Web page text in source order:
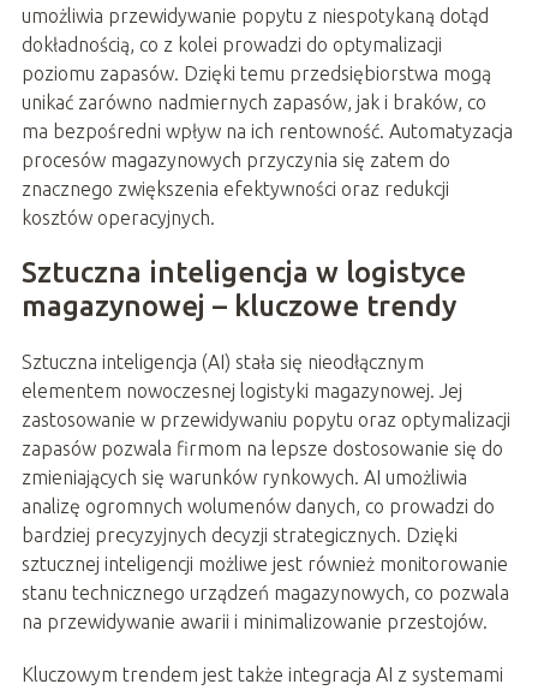
umożliwia przewidywanie popytu z niespotykaną dotąd
dokładnością, co z kolei prowadzi do optymalizacji
poziomu zapasów. Dzięki temu przedsiębiorstwa mogą
unikać zarówno nadmiernych zapasów, jak i braków, co
ma bezpośredni wpływ na ich rentowność. Automatyzacja
procesów magazynowych przyczynia się zatem do
znacznego zwiększenia efektywności oraz redukcji
kosztów operacyjnych.
Sztuczna inteligencja w logistyce
magazynowej – kluczowe trendy
Sztuczna inteligencja (AI) stała się nieodłącznym
elementem nowoczesnej logistyki magazynowej. Jej
zastosowanie w przewidywaniu popytu oraz optymalizacji
zapasów pozwala firmom na lepsze dostosowanie się do
zmieniających się warunków rynkowych. AI umożliwia
analizę ogromnych wolumenów danych, co prowadzi do
bardziej precyzyjnych decyzji strategicznych. Dzięki
sztucznej inteligencji możliwe jest również monitorowanie
stanu technicznego urządzeń magazynowych, co pozwala
na przewidywanie awarii i minimalizowanie przestojów.
Kluczowym trendem jest także integracja AI z systemami